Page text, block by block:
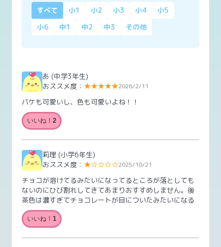
すべて 小1 小2 小3 小4
小5
小6
中1 中2 中3 その他
あ (中学3年生)
おススメ度： ★★★★★2026/2/11
パケも可愛いし、色も可愛いよね！！
いいね！ 2
莉理 (小学6年生)
おススメ度： ★☆☆☆☆2025/10/21
チョコが溶けてるみたいになってるところが落としても
ないのにひび割れしてきてあまりおすすめしません。後
茶色は濃すぎてチョコレートが目についたみたいになる
いいね！ 1